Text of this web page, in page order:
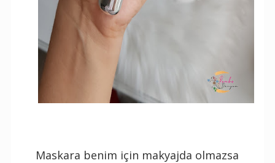
Maskara benim için makyajda olmazsa